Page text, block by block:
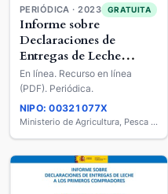
PERIÓDICA · 2023 GRATUITA
Informe sobre
Declaraciones de
Entregas de Leche
Cruda a los Primeros
Compradores : Ovino y
Caprino de Leche
En línea. Recurso en línea
(PDF). Periódica.
NIPO: 00321077X
Ministerio de Agricultura, Pesca y Alimentación